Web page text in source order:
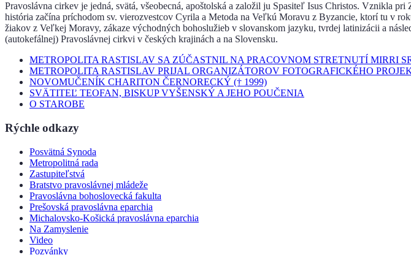
Pravoslávna cirkev je jedná, svätá, všeobecná, apoštolská a založil ju Spasiteľ Isus Christos. Vznikla
história začína príchodom sv. vierozvestcov Cyrila a Metoda na Veľkú Moravu z Byzancie, ktorí tu v
žiakov z Veľkej Moravy, zákaze východných bohoslužieb v slovanskom jazyku, tvrdej latinizácii a
(autokefálnej) Pravoslávnej cirkvi v českých krajinách a na Slovensku.
METROPOLITA RASTISLAV SA ZÚČASTNIL NA PRACOVNOM STRETNUTÍ MIRRI
METROPOLITA RASTISLAV PRIJAL ORGANIZÁTOROV FOTOGRAFICKÉHO
NOVOMUČENÍK CHARITON ČERNORECKÝ († 1999)
SVÄTITEĽ TEOFAN, BISKUP VYŠENSKÝ A JEHO POUČENIA
O STAROBE
Rýchle odkazy
Posvätná Synoda
Metropolitná rada
Zastupiteľstvá
Bratstvo pravoslávnej mládeže
Pravoslávna bohoslovecká fakulta
Prešovská pravoslávna eparchia
Michalovsko-Košická pravoslávna eparchia
Na Zamyslenie
Video
Pozvánky